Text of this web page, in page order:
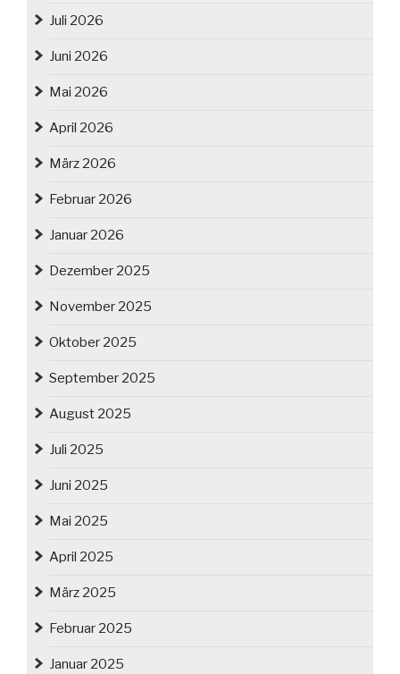
Juli 2026
Juni 2026
Mai 2026
April 2026
März 2026
Februar 2026
Januar 2026
Dezember 2025
November 2025
Oktober 2025
September 2025
August 2025
Juli 2025
Juni 2025
Mai 2025
April 2025
März 2025
Februar 2025
Januar 2025